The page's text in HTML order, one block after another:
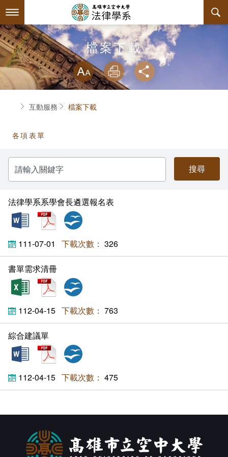
到
要
內
容
最新消息
系所簡介
系主任介紹
關於本系
連絡系辦
師資陣容
課程規劃
課程簡介
課程列表
課程地圖
課程地圖主頁
升學方向
就業方向
終身學習
互動服務
活動花絮
奬助學金一覽表
系學會
組織章程
檔案下載
放大
列印
首頁互動服務 檔案下載
各項表單
請
輸
入
關
字
法律學系系學會長遴選報名表
doc
pdf
111-07-01 326
書單需求清冊
xls
pdf
112-04-15 763
綜合建議單
docx
pdf
112-04-15 475